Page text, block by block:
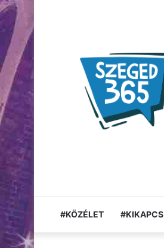
#KÖZÉLET #KIKAPCS